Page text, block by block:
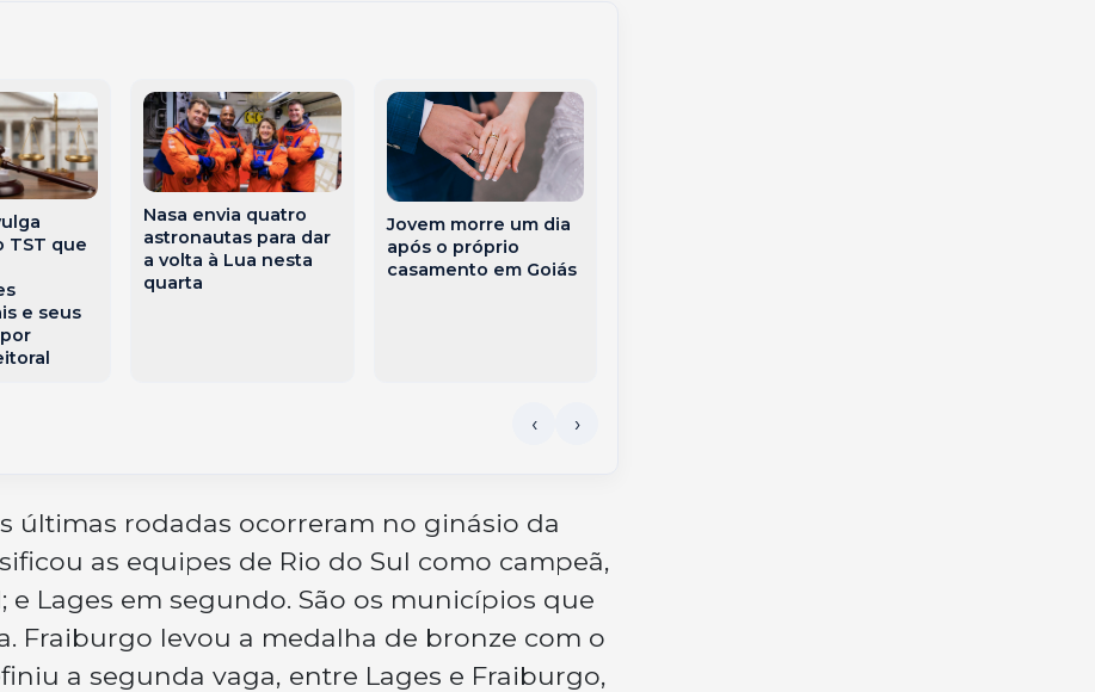
TST que
e seus
Nasa envia quatro
astronautas para dar
a volta à Lua nesta
quarta
Jovem morre um dia
após o próprio
casamento em Goiás
últimas rodadas ocorreram no ginásio da
as equipes de Rio do Sul como campeã,
e Lages em segundo. São os municípios que
Fraiburgo levou a medalha de bronze com o
a segunda vaga, entre Lages e Fraiburgo,